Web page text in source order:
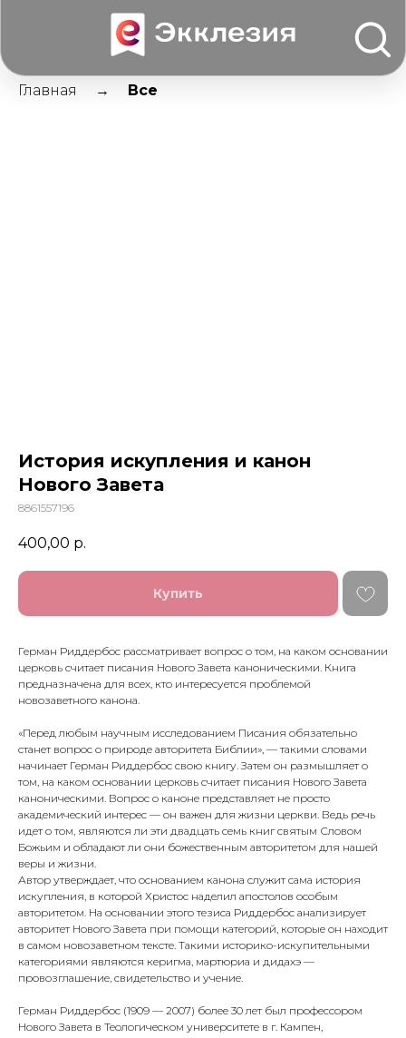
Главная Все
История искупления и канон
Нового Завета
8861557196
400,00 р.
Купить
Герман Риддербос рассматривает вопрос о том, на каком основании
церковь считает писания Нового Завета каноническими. Книга
предназначена для всех, кто интересуется проблемой
новозаветного канона.
«Перед любым научным исследованием Писания обязательно
станет вопрос о природе авторитета Библии», — такими словами
начинает Герман Риддербос свою книгу. Затем он размышляет о
том, на каком основании церковь считает писания Нового Завета
каноническими. Вопрос о каноне представляет не просто
академический интерес — он важен для жизни церкви. Ведь речь
идет о том, являются ли эти двадцать семь книг святым Словом
Божьим и обладают ли они божественным авторитетом для нашей
веры и жизни.
Автор утверждает, что основанием канона служит сама история
искупления, в которой Христос наделил апостолов особым
авторитетом. На основании этого тезиса Риддербос анализирует
авторитет Нового Завета при помощи категорий, которые он находит
в самом новозаветном тексте. Такими историко-искупительными
категориями являются керигма, мартюриа и дидахэ —
провозглашение, свидетельство и учение.
Герман Риддербос (1909 — 2007) более 30 лет был профессором
Нового Завета в Теологическом университете в г. Кампен,